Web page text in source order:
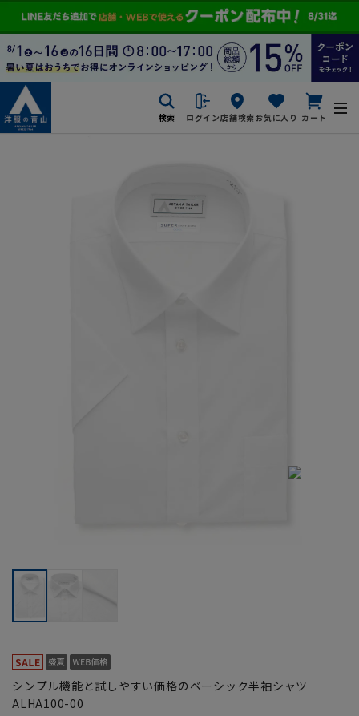
検索 ログイン店舗検索お気に入り カート
シンプル機能と試しやすい価格のベーシック半袖シャツ
ALHA100-00